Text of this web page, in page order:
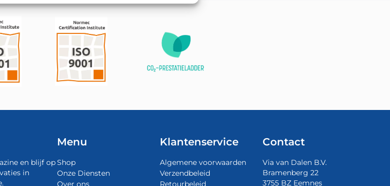
en blijf op
in
Menu
Shop
Onze Diensten
Over ons
Klantenservice
Algemene voorwaarden
Verzendbeleid
Retourbeleid
Contact
Via van Dalen B.V.
Bramenberg 22
3755 BZ Eemnes